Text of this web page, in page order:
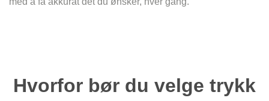
Hvorfor bør du velge trykk